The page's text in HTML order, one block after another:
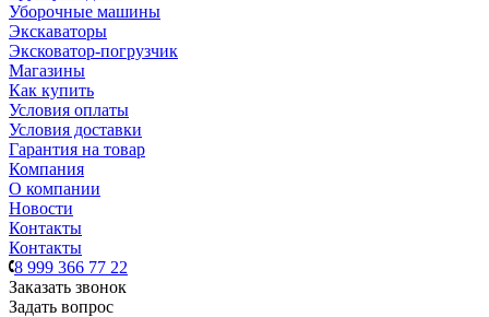
Уборочные машины
Экскаваторы
Эксковатор-погрузчик
Магазины
Как купить
Условия оплаты
Условия доставки
Гарантия на товар
Компания
О компании
Новости
Контакты
Контакты
8 999 366 77 22
Заказать звонок
Задать вопрос